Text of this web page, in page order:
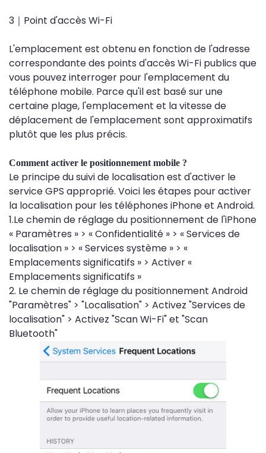
3｜Point d'accès Wi-Fi
L'emplacement est obtenu en fonction de l'adresse
correspondante des points d'accès Wi-Fi publics que
vous pouvez interroger pour l'emplacement du
téléphone mobile. Parce qu'il est basé sur une
certaine plage, l'emplacement et la vitesse de
déplacement de l'emplacement sont approximatifs
plutôt que les plus précis.
Comment activer le positionnement mobile ?
Le principe du suivi de localisation est d'activer le
service GPS approprié. Voici les étapes pour activer
la localisation pour les téléphones iPhone et Android.
1.Le chemin de réglage du positionnement de l'iPhone
« Paramètres » > « Confidentialité » > « Services de
localisation » > « Services système » > «
Emplacements significatifs » > Activer «
Emplacements significatifs »
2. Le chemin de réglage du positionnement Android
"Paramètres" > "Localisation" > Activez "Services de
localisation" > Activez "Scan Wi-Fi" et "Scan
Bluetooth"